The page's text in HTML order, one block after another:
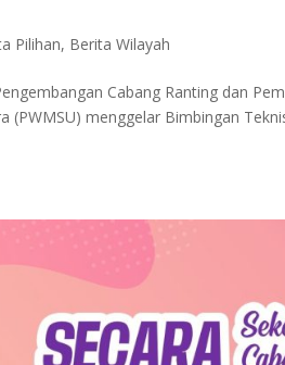
Pilihan, Berita Wilayah
Cabang Ranting dan
(PWMSU) menggelar Bimbingan